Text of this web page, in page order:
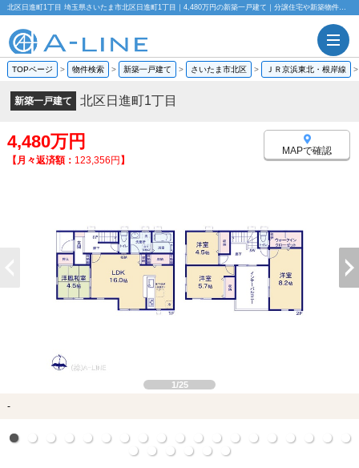
北区日進町1丁目 埼玉県さいたま市北区日進町1丁目｜4,480万円の新築一戸建て｜分譲住宅や新築物件｜株式会社A-LINE
TOPページ > 物件検索 > 新築一戸建て > さいたま市北区 > ＪＲ京浜東北・根岸線
新築一戸建て 北区日進町1丁目
4,480万円
【月々返済額： 123,356円】
MAPで確認
1/25
-